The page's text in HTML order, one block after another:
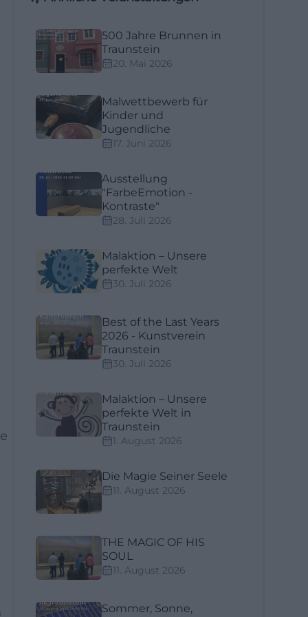
500 Jahre Brunnen in
Traunstein
20. Mai 2026
Malwettbewerb für
Kinder und
Jugendliche
17. Juni 2026
Ausstellung
"FarbeEmotion -
Kontraste"
28. Juli 2026
Malaktion – Unsere
perfekte Welt
30. Juli 2026
Best of the Last Years
2026 - Kunstverein
Traunstein
30. Juli 2026
Malaktion – Unsere
perfekte Welt in
Traunstein
1. August 2026
Die Magie Seiner Seele
11. August 2026
THE MAGIC OF HIS
SOUL
11. August 2026
Sommer, Sonne,